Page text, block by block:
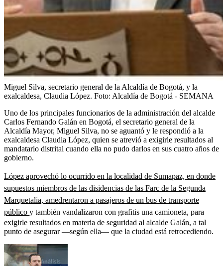
Miguel Silva, secretario general de la Alcaldía de Bogotá, y la
exalcaldesa, Claudia López. Foto: Alcaldía de Bogotá - SEMANA
Uno de los principales funcionarios de la administración del alcalde
Carlos Fernando Galán en Bogotá, el secretario general de la
Alcaldía Mayor, Miguel Silva, no se aguantó y le respondió a la
exalcaldesa Claudia López, quien se atrevió a exigirle resultados al
mandatario distrital cuando ella no pudo darlos en sus cuatro años de
gobierno.
López aprovechó lo ocurrido en la localidad de Sumapaz, en donde
supuestos miembros de las disidencias de las Farc de la Segunda
Marquetalia, amedrentaron a pasajeros de un bus de transporte
público y también vandalizaron con grafitis una camioneta, para
exigirle resultados en materia de seguridad al alcalde Galán, a tal
punto de asegurar —según ella— que la ciudad está retrocediendo.